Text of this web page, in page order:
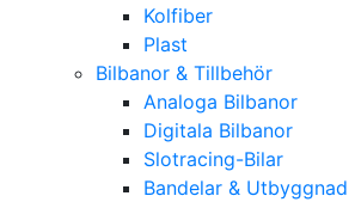
Kolfiber
Plast
Bilbanor & Tillbehör
Analoga Bilbanor
Digitala Bilbanor
Slotracing-Bilar
Bandelar & Utbyggnad